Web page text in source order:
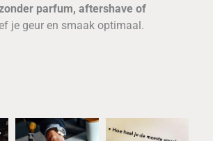
parfum, aftershave of
je geur en smaak optimaal.